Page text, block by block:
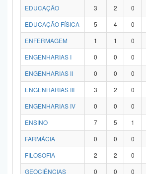
EDUCAÇÃO
3 2 0
EDUCAÇÃO FÍSICA
5 4 0
ENFERMAGEM
1 1 0
ENGENHARIAS I
0 0 0
ENGENHARIAS II
0 0 0
ENGENHARIAS III
3 2 0
ENGENHARIAS IV
0 0 0
ENSINO
7 5 1
FARMÁCIA
0 0 0
FILOSOFIA
2 2 0
GEOCIÊNCIAS
0 0 0